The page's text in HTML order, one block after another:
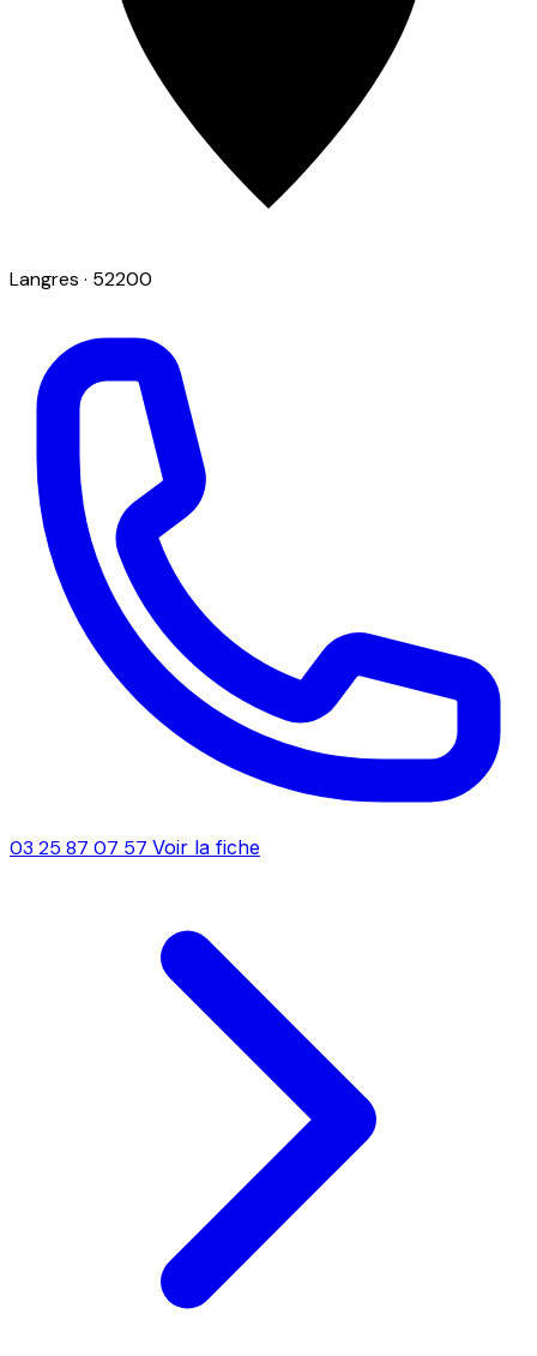
Langres · 52200
03 25 87 07 57 Voir la fiche